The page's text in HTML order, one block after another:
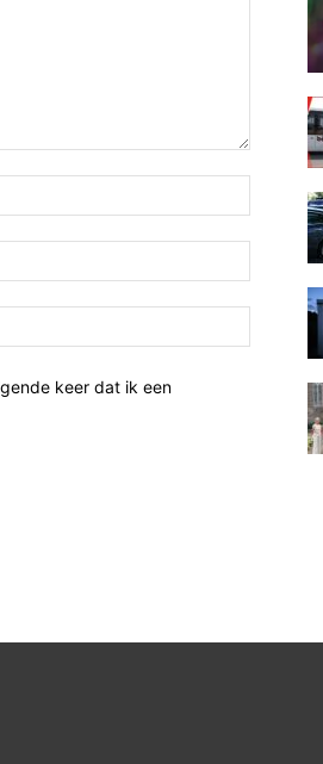
keer dat ik een